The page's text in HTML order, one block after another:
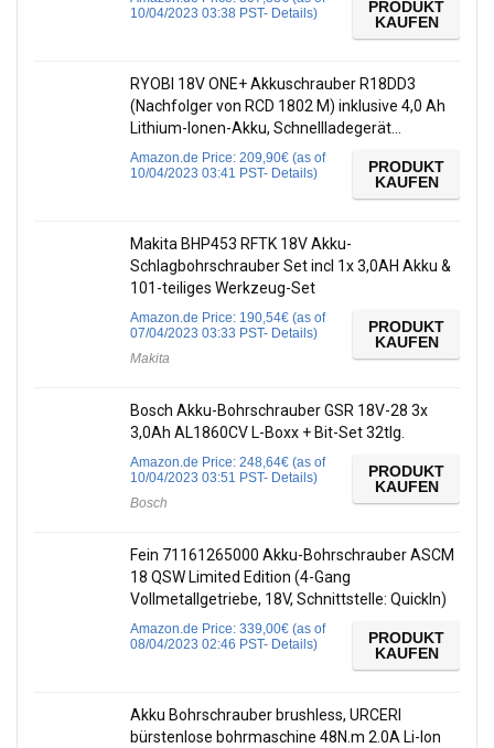
10/04/2023 03:38 PST- Details)
PRODUKT
KAUFEN
RYOBI 18V ONE+ Akkuschrauber R18DD3
(Nachfolger von RCD 1802 M) inklusive 4,0 Ah
Lithium-Ionen-Akku, Schnellladegerät…
Amazon.de Price: 209,90€ (as of
10/04/2023 03:41 PST- Details)
PRODUKT
KAUFEN
Makita BHP453 RFTK 18V Akku-
Schlagbohrschrauber Set incl 1x 3,0AH Akku &
101-teiliges Werkzeug-Set
Amazon.de Price: 190,54€ (as of
07/04/2023 03:33 PST- Details)
Makita
PRODUKT
KAUFEN
Bosch Akku-Bohrschrauber GSR 18V-28 3x
3,0Ah AL1860CV L-Boxx + Bit-Set 32tlg.
Amazon.de Price: 248,64€ (as of
10/04/2023 03:51 PST- Details)
Bosch
PRODUKT
KAUFEN
Fein 71161265000 Akku-Bohrschrauber ASCM
18 QSW Limited Edition (4-Gang
Vollmetallgetriebe, 18V, Schnittstelle: QuickIn)
Amazon.de Price: 339,00€ (as of
08/04/2023 02:46 PST- Details)
PRODUKT
KAUFEN
Akku Bohrschrauber brushless, URCERI
bürstenlose bohrmaschine 48N.m 2.0A Li-Ion